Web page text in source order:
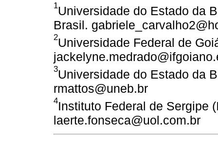
1Universidade do Estado da
Brasil.
2Universidade Federal de
3Universidade do Estado da
rmattos@uneb.br
4Instituto Federal de Sergipe
laerte.fonseca@uol.com.br